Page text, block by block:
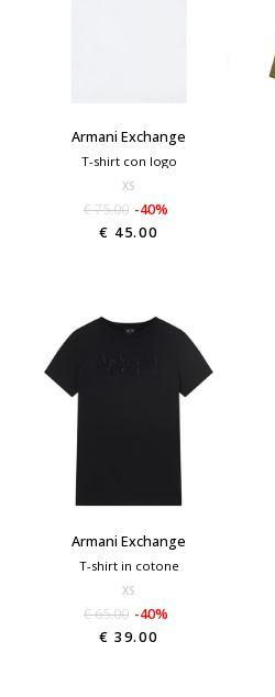
Armani Exchange
T-shirt con logo
XS
€ 75.00 -40%
€ 45.00
Armani Exchange
T-shirt in cotone
XS
€ 65.00 -40%
€ 39.00